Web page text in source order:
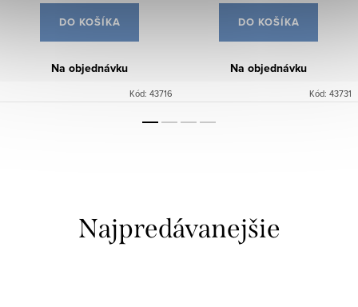
DO KOŠÍKA
Na objednávku
Kód: 43716
DO KOŠÍKA
Na objednávku
Kód: 43731
Najpredávanejšie